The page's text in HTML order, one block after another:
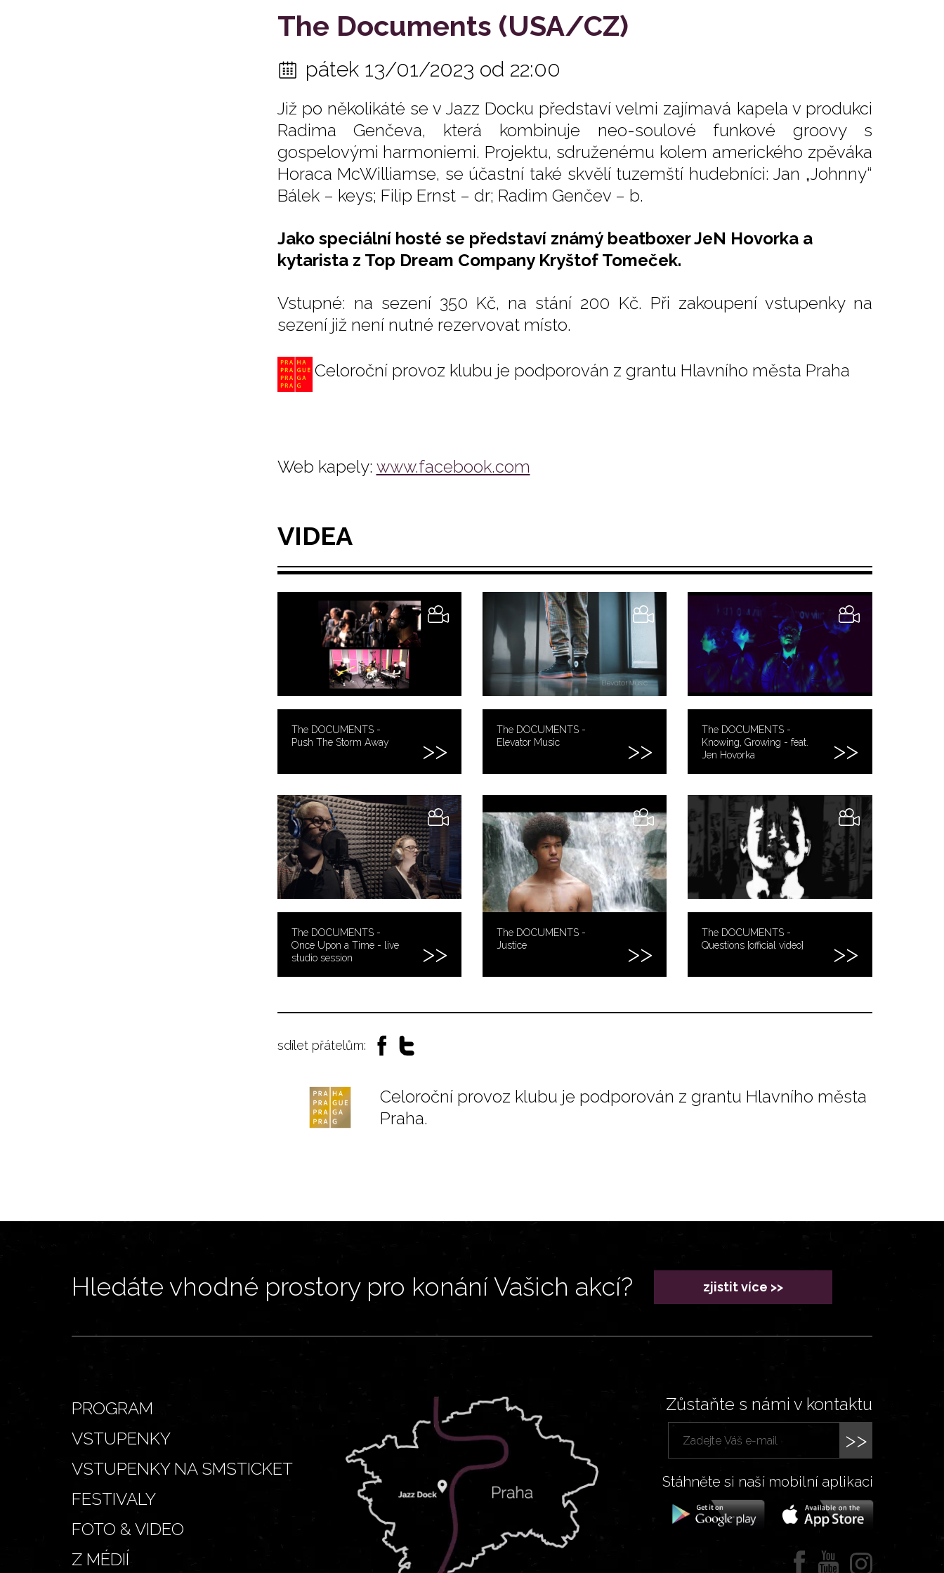
The Documents (USA/CZ)
pátek 13/01/2023 od 22:00
Již po několikáté se v Jazz Docku představí velmi zajímavá kapela v produkci
Radima Genčeva, která kombinuje neo-soulové funkové groovy s
gospelovými harmoniemi. Projektu, sdruženému kolem amerického zpěváka
Horaca McWilliamse, se účastní také skvělí tuzemští hudebníci: Jan „Johnny“
Bálek – keys; Filip Ernst – dr; Radim Genčev – b.
Jako speciální hosté se představí známý beatboxer JeN Hovorka a
kytarista z Top Dream Company Kryštof Tomeček.
Vstupné: na sezení 350 Kč, na stání 200 Kč. Při zakoupení vstupenky na
sezení již není nutné rezervovat místo.
Celoroční provoz klubu je podporován z grantu Hlavního města Praha
Web kapely: www.facebook.com
VIDEA
The DOCUMENTS -
Push The Storm Away
The DOCUMENTS -
Elevator Music
The DOCUMENTS -
Knowing, Growing - feat.
Jen Hovorka
The DOCUMENTS -
Once Upon a Time - live
studio session
The DOCUMENTS -
Justice
The DOCUMENTS -
Questions [official video]
sdílet přátelům:
Celoroční provoz klubu je podporován z grantu Hlavního města
Praha.
Hledáte vhodné prostory pro konání Vašich akcí? zjistit více >>
PROGRAM
VSTUPENKY
VSTUPENKY NA SMSTICKET
FESTIVALY
FOTO & VIDEO
Z MÉDIÍ
Zůstaňte s námi v kontaktu
>>
Stáhněte si naší mobilní aplikaci